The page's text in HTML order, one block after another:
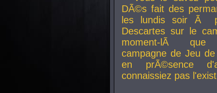
DÃ©s fait des
les lundis soir Ã
Descartes sur le
moment-lÃ que
campagne de Jeu
en prÃ©sence
connaissiez pas